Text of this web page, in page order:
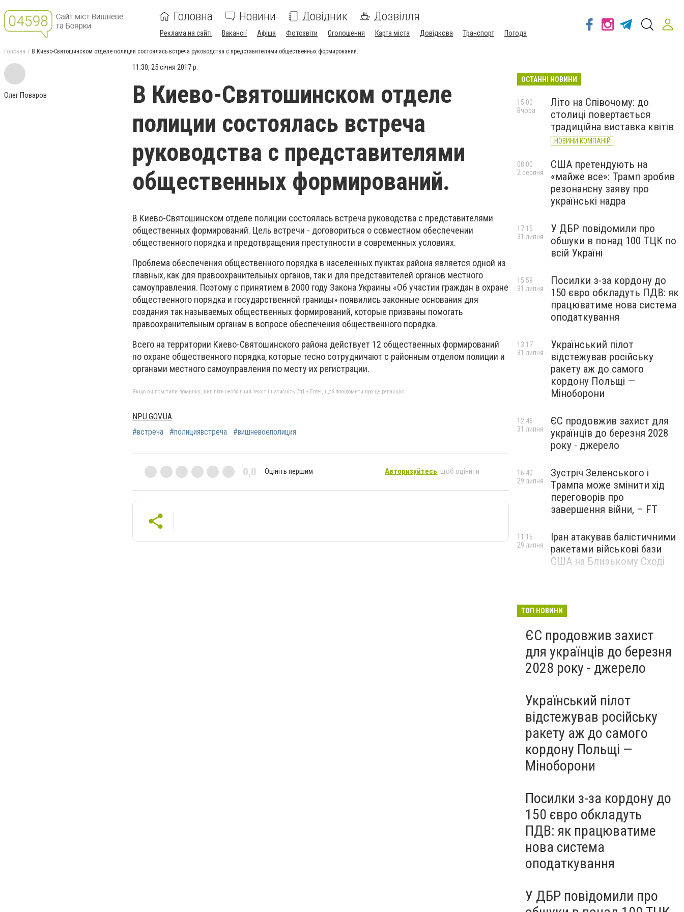
Головна Новини Довідник Дозвілля
Реклама на сайті Вакансії Афіша Фотозвіти Оголошення Карта міста Довідкова Транспорт Погода
Головна В Киево-Святошинском отделе полиции состоялась встреча руководства с представителями общественных формирований.
Олег Поваров
11:30, 25 січня 2017 р.
В Киево-Святошинском отделе
полиции состоялась встреча
руководства с представителями
общественных формирований.
В Киево-Святошинском отделе полиции состоялась встреча руководства с представителями
общественных формирований. Цель встречи - договориться о совместном обеспечении
общественного порядка и предотвращения преступности в современных условиях.
Проблема обеспечения общественного порядка в населенных пунктах района является одной из
главных, как для правоохранительных органов, так и для представителей органов местного
самоуправления. Поэтому с принятием в 2000 году Закона Украины «Об участии граждан в охране
общественного порядка и государственной границы» появились законные основания для
создания так называемых общественных формирований, которые призваны помогать
правоохранительным органам в вопросе обеспечения общественного порядка.
Всего на территории Киево-Святошинского района действует 12 общественных формирований
по охране общественного порядка, которые тесно сотрудничают с районным отделом полиции и
органами местного самоуправления по месту их регистрации.
Якщо ви помітили помилку, виділіть необхідний текст і натисніть Ctrl + Enter, щоб повідомити про це редакцію
NPU.GOV.UA
#встреча
#полициявстреча #вишневоеполиция
0,0 Оцініть першим Авторизуйтесь, щоб оцінити
ОСТАННІ НОВИНИ
Літо на Співочому: до
столиці повертається
традиційна виставка квітів
НОВИНИ КОМПАНІЙ
15:00
Вчора
США претендують на
«майже все»: Трамп зробив
резонансну заяву про
українські надра
08:00
2 серпня
У ДБР повідомили про
обшуки в понад 100 ТЦК по
всій Україні
17:15
31 липня
Посилки з-за кордону до
150 євро обкладуть ПДВ: як
працюватиме нова система
оподаткування
15:59
31 липня
Український пілот
відстежував російську
ракету аж до самого
кордону Польщі —
Міноборони
13:17
31 липня
ЄС продовжив захист для
українців до березня 2028
року - джерело
12:46
31 липня
Зустріч Зеленського і
Трампа може змінити хід
переговорів про
завершення війни, – FT
16:40
29 липня
Іран атакував балістичними
ракетами військові бази
США на Близькому Сході
11:15
29 липня
ТОП НОВИНИ
ЄС продовжив захист
для українців до березня
2028 року - джерело
Український пілот
відстежував російську
ракету аж до самого
кордону Польщі —
Міноборони
Посилки з-за кордону до
150 євро обкладуть
ПДВ: як працюватиме
нова система
оподаткування
У ДБР повідомили про